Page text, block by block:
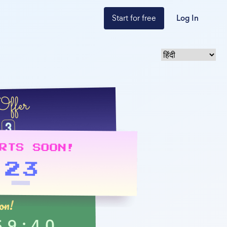
Start for free Log In